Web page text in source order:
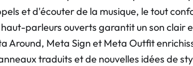
et d'écouter de la musique, le tout
parleurs ouverts garantit un son
Around, Meta Sign et Meta Outfit
traduits et de nouvelles idées de